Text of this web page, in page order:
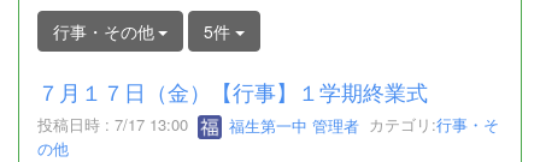
行事・その他 5件
７月１７日（金）【行事】１学期終業式
投稿日時 : 7/17 13:00 福生第一中 管理者 カテゴリ:行事・そ
の他